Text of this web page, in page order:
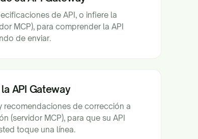
de API, o infiere la
MCP), para comprender la API
de enviar.
API Gateway
recomendaciones de corrección a
(servidor MCP), para que su API
toque una línea.